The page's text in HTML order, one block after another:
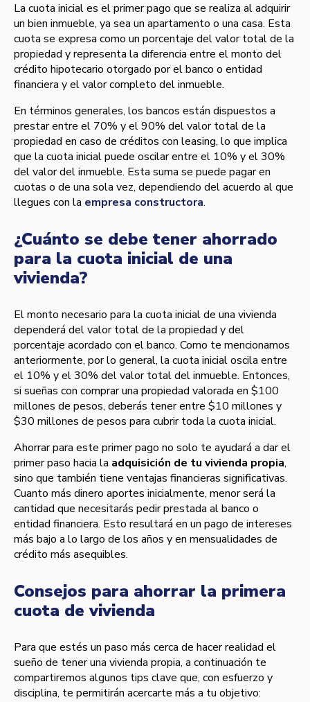
La cuota inicial es el primer pago que se realiza al adquirir
un bien inmueble, ya sea un apartamento o una casa. Esta
cuota se expresa como un porcentaje del valor total de la
propiedad y representa la diferencia entre el monto del
crédito hipotecario otorgado por el banco o entidad
financiera y el valor completo del inmueble.
En términos generales, los bancos están dispuestos a
prestar entre el 70% y el 90% del valor total de la
propiedad en caso de créditos con leasing, lo que implica
que la cuota inicial puede oscilar entre el 10% y el 30%
del valor del inmueble. Esta suma se puede pagar en
cuotas o de una sola vez, dependiendo del acuerdo al que
llegues con la empresa constructora.
¿Cuánto se debe tener ahorrado
para la cuota inicial de una
vivienda?
El monto necesario para la cuota inicial de una vivienda
dependerá del valor total de la propiedad y del
porcentaje acordado con el banco. Como te mencionamos
anteriormente, por lo general, la cuota inicial oscila entre
el 10% y el 30% del valor total del inmueble. Entonces,
si sueñas con comprar una propiedad valorada en $100
millones de pesos, deberás tener entre $10 millones y
$30 millones de pesos para cubrir toda la cuota inicial.
Ahorrar para este primer pago no solo te ayudará a dar el
primer paso hacia la adquisición de tu vivienda propia,
sino que también tiene ventajas financieras significativas.
Cuanto más dinero aportes inicialmente, menor será la
cantidad que necesitarás pedir prestada al banco o
entidad financiera. Esto resultará en un pago de intereses
más bajo a lo largo de los años y en mensualidades de
crédito más asequibles.
Consejos para ahorrar la primera
cuota de vivienda
Para que estés un paso más cerca de hacer realidad el
sueño de tener una vivienda propia, a continuación te
compartiremos algunos tips clave que, con esfuerzo y
disciplina, te permitirán acercarte más a tu objetivo: